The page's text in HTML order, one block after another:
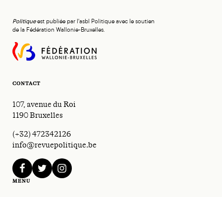
Politiqueest publiée par l'asbl Politique avec le soutien
de la Fédération Wallonie-Bruxelles.
CONTACT
107, avenue du Roi
1190 Bruxelles
(+32) 472342126
info@revuepolitique.be
facebooktwitterinstagram
MENU